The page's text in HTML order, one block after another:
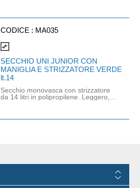
perfetto per le pulizie grazie allo
ottimizza l'uso dell'acqua. Include un
strizzatore compatibile con la
CODICE : MA035
compare_arrows
SECCHIO UNI JUNIOR CON
MANIGLIA E STRIZZATORE VERDE
lt.14
Secchio monovasca con strizzatore
da 14 litri in polipropilene. Leggero,
svuotamento. Lo strizzatore è dotato
consiglia l'uso con secchio con
strizzatore MA036 e panno soft band